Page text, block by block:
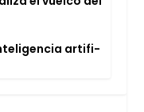
arti­fi­